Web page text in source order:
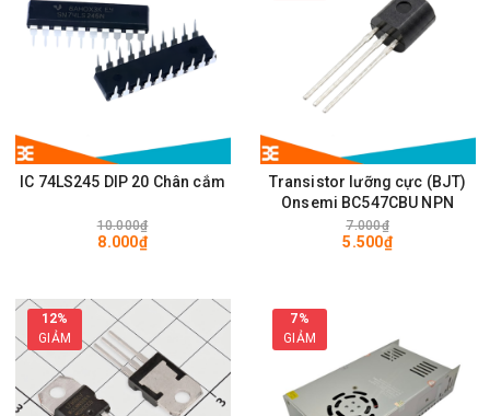
IC 74LS245 DIP 20 Chân cắm
10.000₫
8.000₫
Transistor lưỡng cực (BJT)
Onsemi BC547CBU NPN
7.000₫
5.500₫
12%
GIẢM
7%
GIẢM